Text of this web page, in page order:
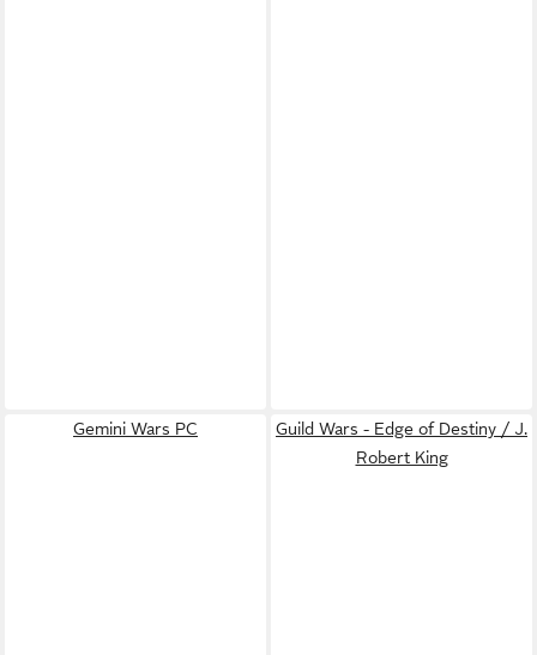
Gemini Wars PC
Guild Wars - Edge of Destiny / J.
Robert King